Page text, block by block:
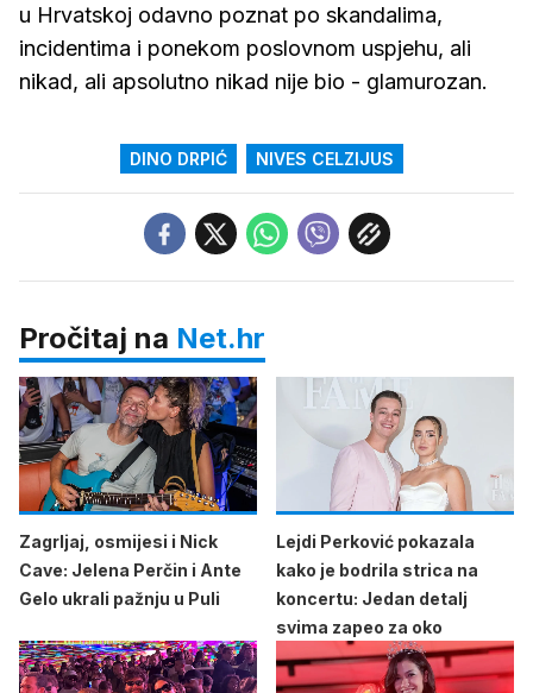
u Hrvatskoj odavno poznat po skandalima,
incidentima i ponekom poslovnom uspjehu, ali
nikad, ali apsolutno nikad nije bio - glamurozan.
DINO DRPIĆ NIVES CELZIJUS
Pročitaj na Net.hr
Zagrljaj, osmijesi i Nick
Cave: Jelena Perčin i Ante
Gelo ukrali pažnju u Puli
Lejdi Perković pokazala
kako je bodrila strica na
koncertu: Jedan detalj
svima zapeo za oko